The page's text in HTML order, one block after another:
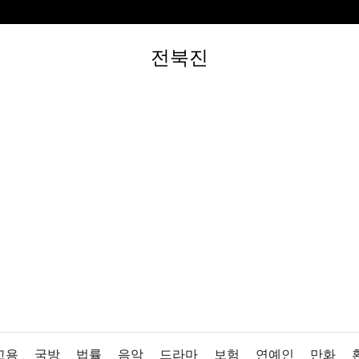
전북진
용 국방 법률 음악 드라마 보험 연예인 만화